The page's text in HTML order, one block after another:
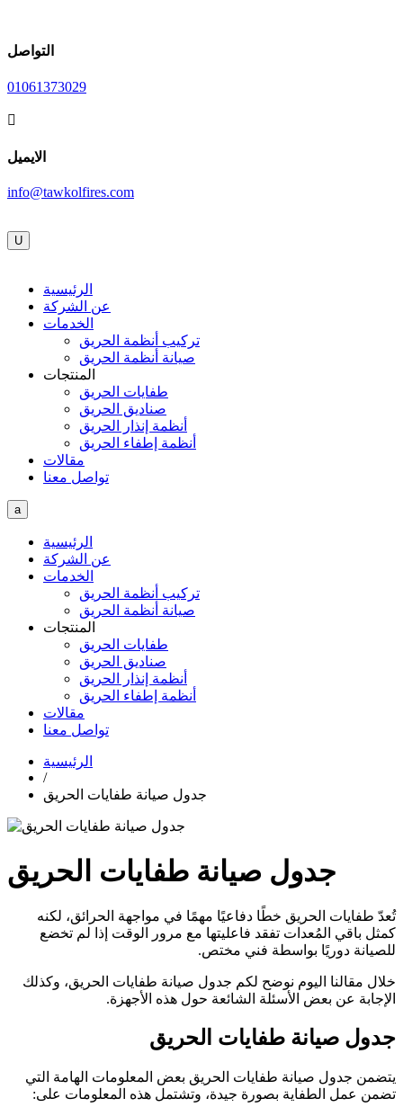
التواصل
01061373029

الايميل
info@tawkolfires.com
U
الرئيسية
عن الشركة
الخدمات
تركيب أنظمة الحريق
صيانة أنظمة الحريق
المنتجات
طفايات الحريق
صناديق الحريق
أنظمة إنذار الحريق
أنظمة إطفاء الحريق
مقالات
تواصل معنا
a
الرئيسية
عن الشركة
الخدمات
تركيب أنظمة الحريق
صيانة أنظمة الحريق
المنتجات
طفايات الحريق
صناديق الحريق
أنظمة إنذار الحريق
أنظمة إطفاء الحريق
مقالات
تواصل معنا
الرئيسية
/
جدول صيانة طفايات الحريق
جدول صيانة طفايات الحريق
تُعدّ طفايات الحريق خطًا دفاعيًا مهمًا في مواجهة الحرائق، لكنه
كمثل باقي المُعدات تفقد فاعليتها مع مرور الوقت إذا لم تخضع
للصيانة دوريًا بواسطة فني مختص.
خلال مقالنا اليوم نوضح لكم جدول صيانة طفايات الحريق، وكذلك
الإجابة عن بعض الأسئلة الشائعة حول هذه الأجهزة.
جدول صيانة طفايات الحريق
يتضمن جدول صيانة طفايات الحريق بعض المعلومات الهامة التي
تضمن عمل الطفاية بصورة جيدة، وتشتمل هذه المعلومات على: